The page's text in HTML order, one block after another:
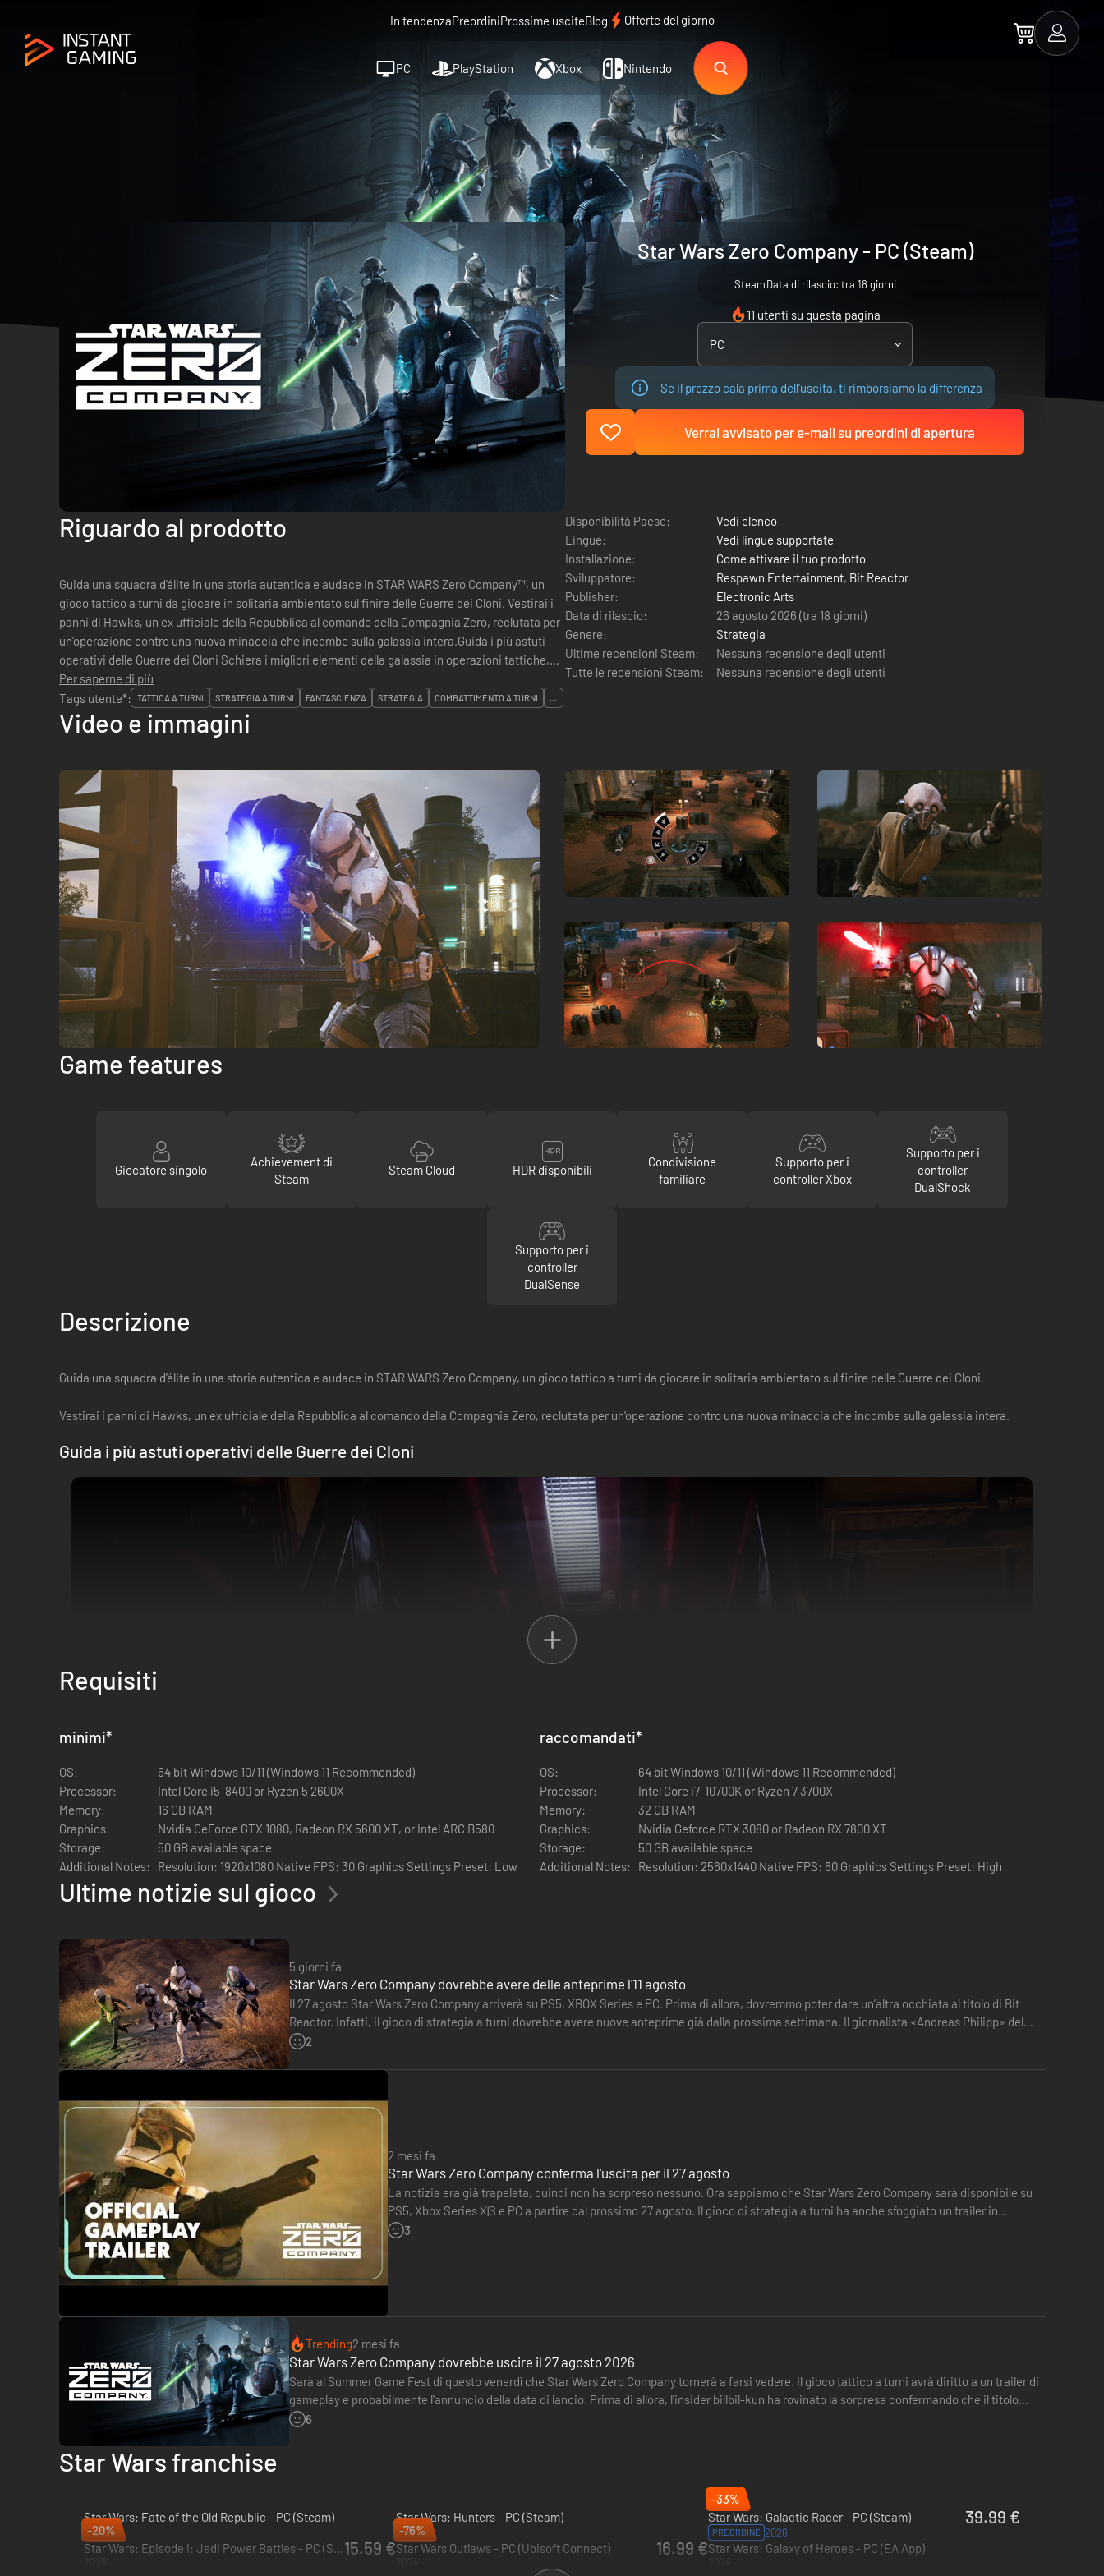
In tendenzaPreordiniProssime usciteBlog Offerte del giorno
PC PlayStation Xbox Nintendo
Star Wars Zero Company - PC (Steam)
SteamData di rilascio: tra 18 giorni
11 utenti su questa pagina
PC
Se il prezzo cala prima dell’uscita, ti rimborsiamo la differenza
Verrai avvisato per e-mail su preordini di apertura
Riguardo al prodotto
Guida una squadra d'élite in una storia autentica e audace in STAR WARS Zero Company™, un
gioco tattico a turni da giocare in solitaria ambientato sul finire delle Guerre dei Cloni. Vestirai i
panni di Hawks, un ex ufficiale della Repubblica al comando della Compagnia Zero, reclutata per
un'operazione contro una nuova minaccia che incombe sulla galassia intera.Guida i più astuti
operativi delle Guerre dei Cloni Schiera i migliori elementi della galassia in operazioni tattiche,
indagini e al...
Per saperne di più
Disponibilità Paese:
Vedi elenco
Lingue:
Vedi lingue supportate
Installazione:
Come attivare il tuo prodotto
Sviluppatore:
Respawn Entertainment, Bit Reactor
Publisher:
Electronic Arts
Data di rilascio:
26 agosto 2026 (tra 18 giorni)
Genere:
Strategia
Ultime recensioni Steam:
Nessuna recensione degli utenti
Tutte le recensioni Steam:
Nessuna recensione degli utenti
Tags utente*:
TATTICA A TURNI STRATEGIA A TURNI FANTASCIENZA STRATEGIA COMBATTIMENTO A TURNI ...
Video e immagini
Game features
Giocatore singolo
Achievement di
Steam
Steam Cloud HDR disponibili
Condivisione
familiare
Supporto per i
controller Xbox
Supporto per i
controller
DualShock
Supporto per i
controller
DualSense
Descrizione
Guida una squadra d'élite in una storia autentica e audace in STAR WARS Zero Company, un gioco tattico a turni da giocare in solitaria ambientato sul finire delle Guerre dei Cloni.
Vestirai i panni di Hawks, un ex ufficiale della Repubblica al comando della Compagnia Zero, reclutata per un'operazione contro una nuova minaccia che incombe sulla galassia intera.
Guida i più astuti operativi delle Guerre dei Cloni
Schiera i migliori elementi della galassia in operazioni tattiche, indagini e altre missioni formidabili in un'originale avventura cinematografica.
Scegli la tua via per la vittoria
Requisiti
minimi*
OS:
64 bit Windows 10/11 (Windows 11 Recommended)
Processor:
Intel Core i5-8400 or Ryzen 5 2600X
Memory:
16 GB RAM
Graphics:
Nvidia GeForce GTX 1080, Radeon RX 5600 XT, or Intel ARC B580
Storage:
50 GB available space
Additional Notes:
Resolution: 1920x1080 Native FPS: 30 Graphics Settings Preset: Low
raccomandati*
OS:
64 bit Windows 10/11 (Windows 11 Recommended)
Processor:
Intel Core i7-10700K or Ryzen 7 3700X
Memory:
32 GB RAM
Graphics:
Nvidia Geforce RTX 3080 or Radeon RX 7800 XT
Storage:
50 GB available space
Additional Notes:
Resolution: 2560x1440 Native FPS: 60 Graphics Settings Preset: High
Ultime notizie sul gioco
5 giorni fa
Star Wars Zero Company dovrebbe avere delle anteprime l'11 agosto
Il 27 agosto Star Wars Zero Company arriverà su PS5, XBOX Series e PC. Prima di allora, dovremmo poter dare un’altra occhiata al titolo di Bit
Reactor. Infatti, il gioco di strategia a turni dovrebbe avere nuove anteprime già dalla prossima settimana. Il giornalista «Andreas Philipp» del
sito Gameswelt…
2
2 mesi fa
Star Wars Zero Company conferma l'uscita per il 27 agosto
La notizia era già trapelata, quindi non ha sorpreso nessuno. Ora sappiamo che Star Wars Zero Company sarà disponibile su
PS5, Xbox Series X|S e PC a partire dal prossimo 27 agosto. Il gioco di strategia a turni ha anche sfoggiato un trailer in
occasione del Summer Game Fest.
3
Trending2 mesi fa
Star Wars Zero Company dovrebbe uscire il 27 agosto 2026
Sarà al Summer Game Fest di questo venerdì che Star Wars Zero Company tornerà a farsi vedere. Il gioco tattico a turni avrà diritto a un trailer di
gameplay e probabilmente l'annuncio della data di lancio. Prima di allora, l'insider billbil-kun ha rovinato la sorpresa confermando che il titolo
uscirà…
6
Star Wars franchise
Star Wars: Fate of the Old Republic - PC (Steam)
2026
Star Wars: Hunters - PC (Steam)
2026
-33%
Star Wars: Galactic Racer - PC (Steam)
PREORDINE 2026
39.99 €
-20%
Star Wars: Episode I: Jedi Power Battles - PC (Steam) 15.59 €
-76%
Star Wars Outlaws - PC (Ubisoft Connect)
16.99 €Star Wars: Galaxy of Heroes - PC (EA App)